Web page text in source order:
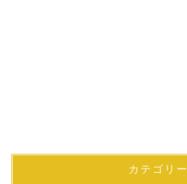
カテゴリー